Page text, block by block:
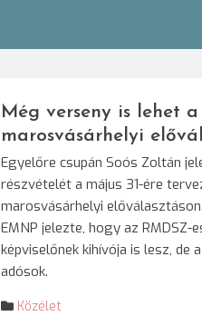
Még verseny is lehet a
marosvásárhelyi
Egyelőre csupán Soós Zoltán
részvételét a május 31-ére
marosvásárhelyi
EMNP jelezte, hogy az RMDSZ-
képviselőnek kihívója is lesz, de
adósok.
Közélet